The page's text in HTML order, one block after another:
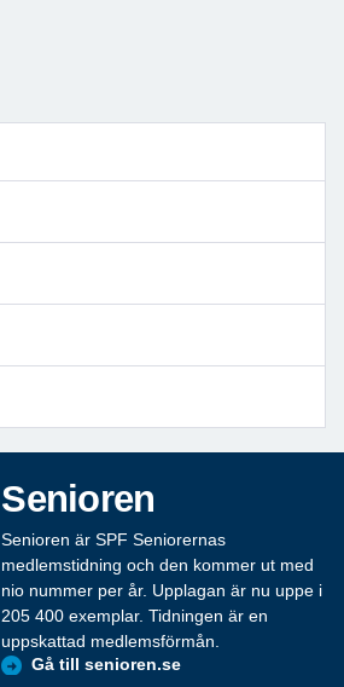
Senioren
Senioren är SPF Seniorernas
medlemstidning och den kommer ut med
nio nummer per år. Upplagan är nu uppe i
205 400 exemplar. Tidningen är en
uppskattad medlemsförmån.
Gå till senioren.se